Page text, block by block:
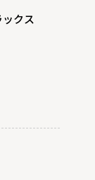
クス